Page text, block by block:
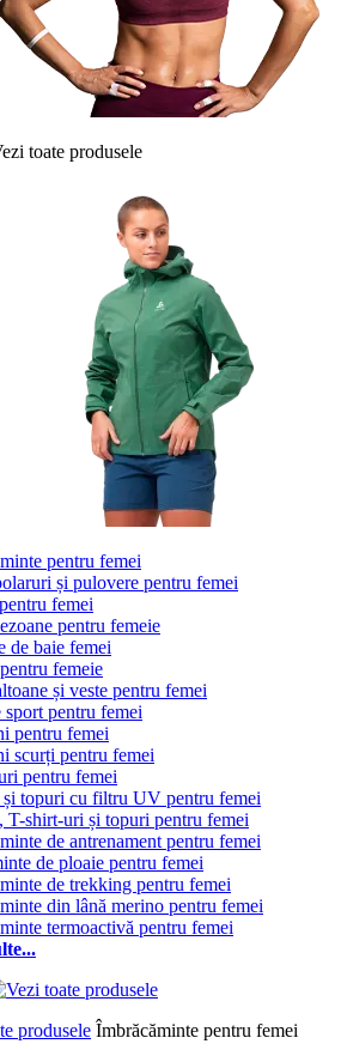
toate produsele
pentru femei
și pulovere pentru femei
femei
pentru femeie
de baie femei
femeie
și veste pentru femei
pentru femei
pentru femei
scurți pentru femei
pentru femei
topuri cu filtru UV pentru femei
T-shirt-uri și topuri pentru femei
de antrenament pentru femei
de ploaie pentru femei
de trekking pentru femei
din lână merino pentru femei
termoactivă pentru femei
produsele Îmbrăcăminte pentru femei